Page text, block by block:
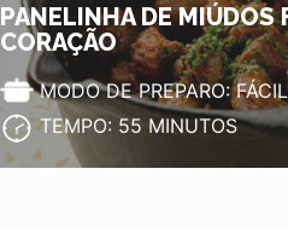
PANELINHA DE MIÚDOS
CORAÇÃO
MODO DE PREPARO: FÁCIL
TEMPO: 55 MINUTOS